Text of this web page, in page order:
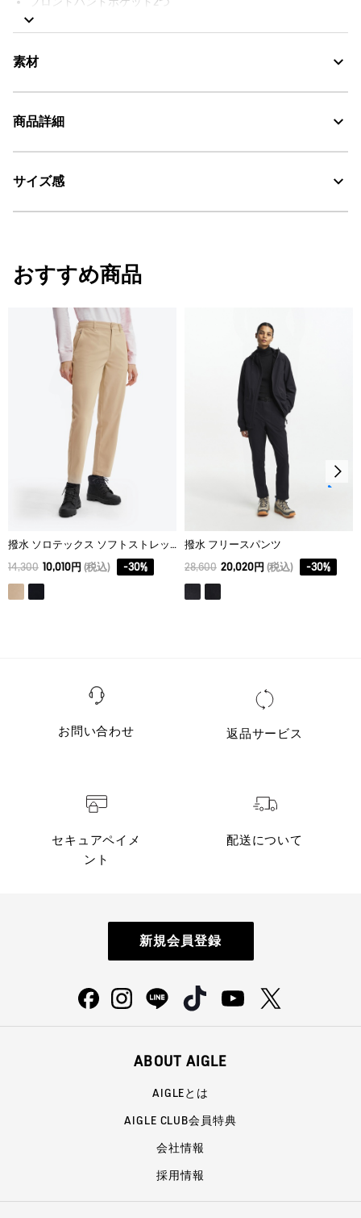
カーゴポケット2つ
バックポケット2つ
ドローコード調整付き裾内側
バックウエストにAIGLEシグネチャーのニューバード刺繍
素材
30℃を限度とし、弱い洗濯処理。
漂白処理はできない。
脱水後、つり干し乾燥がよい。
スチームなしでアイロン仕上げ。
ドライクリーニング処理ができない。
ウェットクリーニング処理ができる。：通常の処理
商品詳細
・色：フォッシル (003)
サイズ感
34
36
38 27.75
29.25
おすすめ商品
撥水 ソロテックス ソフトストレッチパンツ
14,300 10,010円 (税込) -30%
撥水 フリースパンツ
28,600 20,020円 (税込) -30%
お問い合わせ 返品サービス
セキュアペイメ
ント
配送について
新規会員登録
ABOUT AIGLE
AIGLEとは
AIGLE CLUB会員特典
会社情報
採用情報